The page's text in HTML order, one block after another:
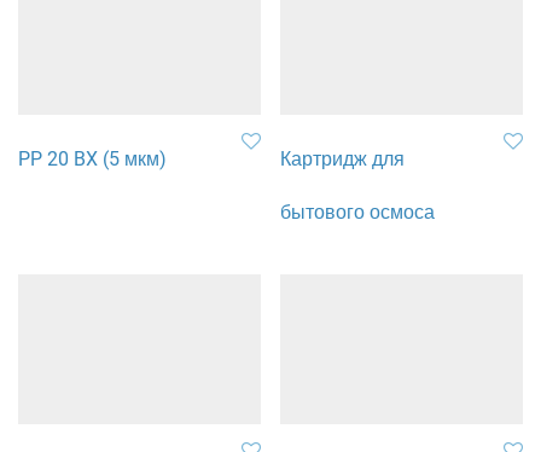
PP 20 BX (5 мкм) Картридж для
бытового осмоса